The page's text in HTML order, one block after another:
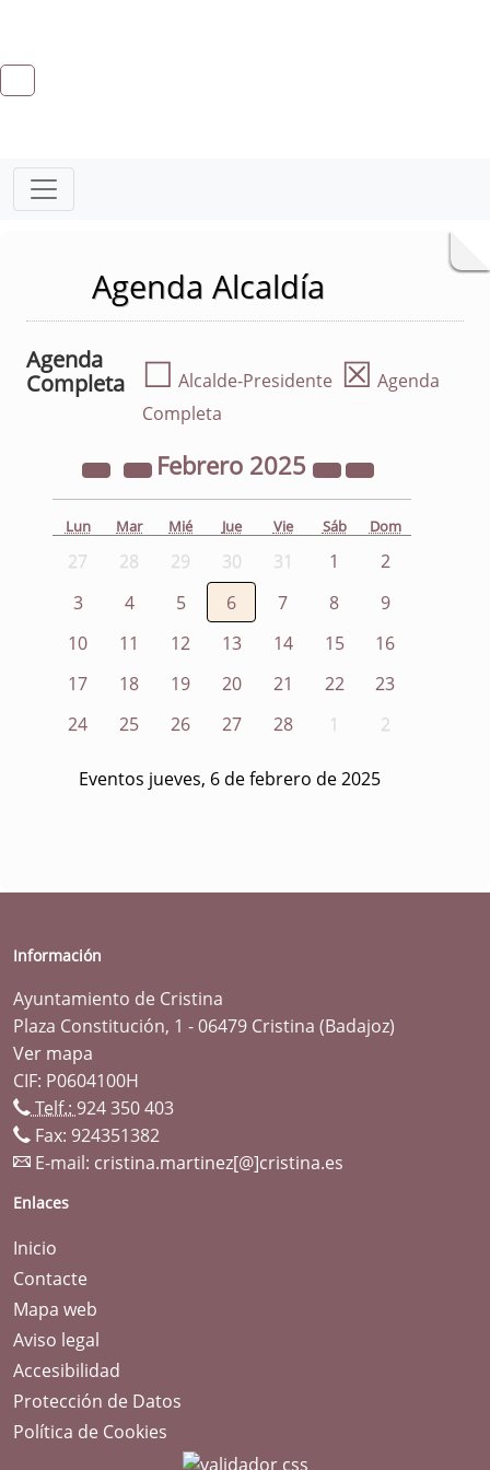
Agenda Alcaldía
Agenda
Completa
☐ Alcalde-Presidente ☒ Agenda
Completa
Febrero 2025
Lun Mar Mié Jue Vie Sáb Dom
27 28 29 30 31 1
2
3
4 5 6 7 8
9
10
11 12 13 14 15
16
17
18 19 20 21 22
23
24
25 26 27 28 1 2
Eventos jueves, 6 de febrero de 2025
Información
Ayuntamiento de Cristina
Plaza Constitución, 1 - 06479 Cristina (Badajoz)
Ver mapa
CIF: P0604100H
Telf.: 924 350 403
Fax: 924351382
E-mail: cristina.martinez[@]cristina.es
Enlaces
Inicio
Contacte
Mapa web
Aviso legal
Accesibilidad
Protección de Datos
Política de Cookies